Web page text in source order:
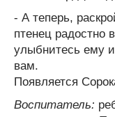
- А теперь,
птенец радостно
улыбнитесь ему
вам.
Появляется
Воспитатель: